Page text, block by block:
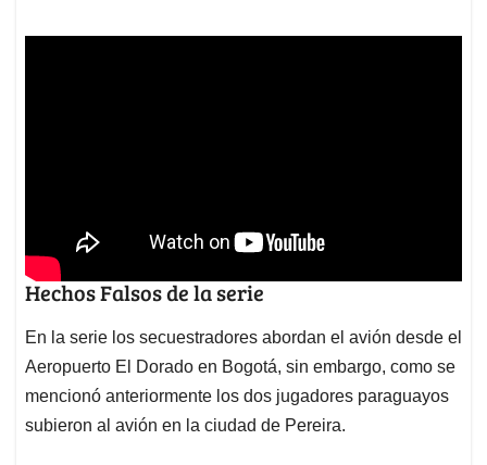
Hechos Falsos de la serie
En la serie los secuestradores abordan el avión desde el
Aeropuerto El Dorado en Bogotá, sin embargo, como se
mencionó anteriormente los dos jugadores paraguayos
subieron al avión en la ciudad de Pereira.